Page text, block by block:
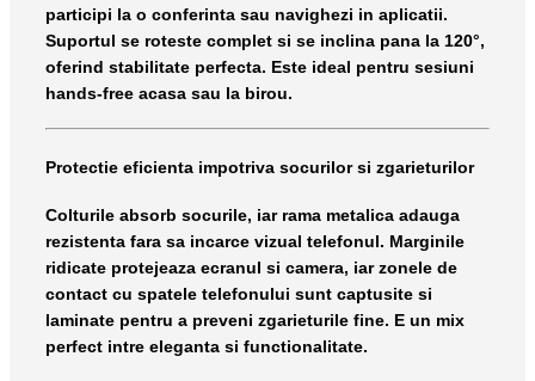
participi la o conferinta sau navighezi in aplicatii.
Suportul se roteste complet si se inclina pana la 120°,
oferind stabilitate perfecta. Este ideal pentru sesiuni
hands-free acasa sau la birou.
Protectie eficienta impotriva socurilor si zgarieturilor
Colturile absorb socurile, iar rama metalica adauga
rezistenta fara sa incarce vizual telefonul. Marginile
ridicate protejeaza ecranul si camera, iar zonele de
contact cu spatele telefonului sunt captusite si
laminate pentru a preveni zgarieturile fine. E un mix
perfect intre eleganta si functionalitate.